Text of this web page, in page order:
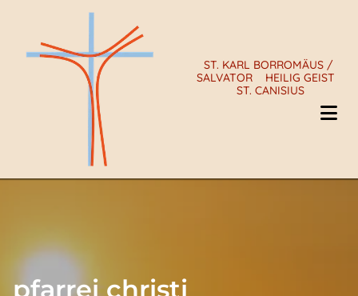
ST. KARL BORROMÄUS /
SALVATOR
HEILIG GEIST
ST. CANISIUS
pfarrei christi